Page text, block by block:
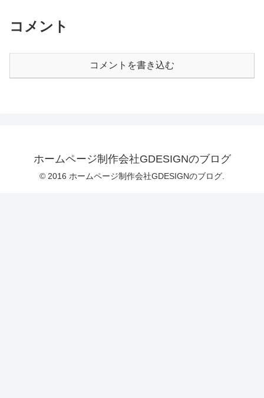
コメント
コメントを書き込む
ホームページ制作会社GDESIGNのブログ
© 2016 ホームページ制作会社GDESIGNのブログ.